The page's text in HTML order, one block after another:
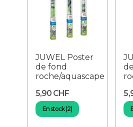
JUWEL Poster
de fond
roche/aquascape
5,90 CHF
En stock (2)